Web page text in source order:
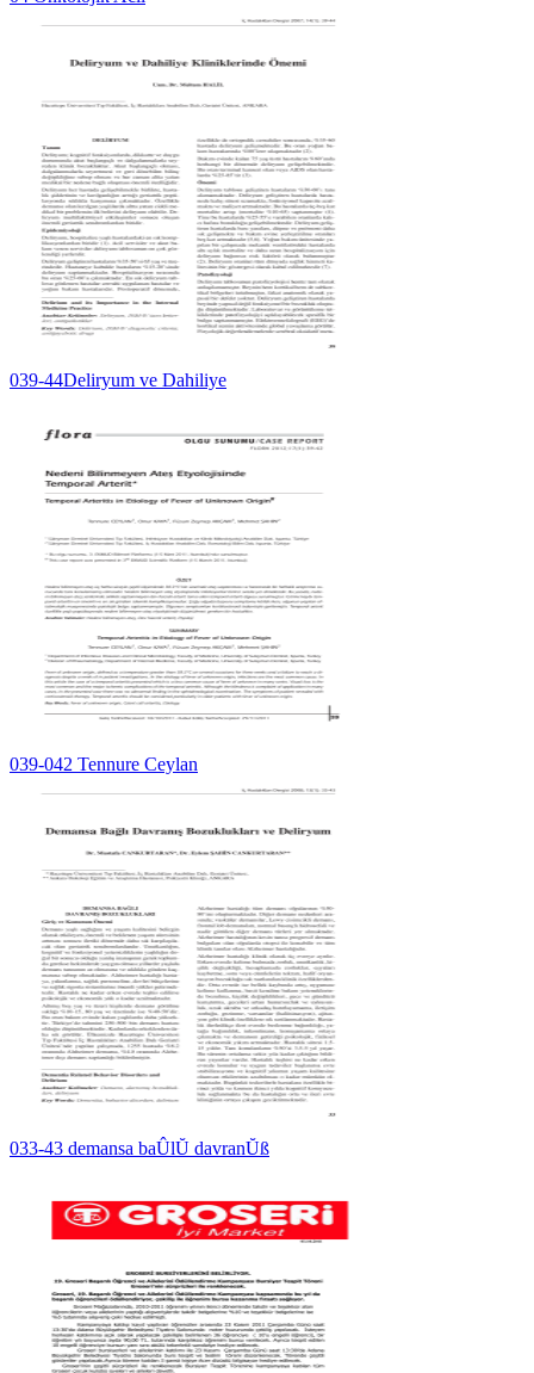
039-44Deliryum ve Dahiliye
039-042 Tennure Ceylan
033-43 demansa baÛlŬ davranŬß